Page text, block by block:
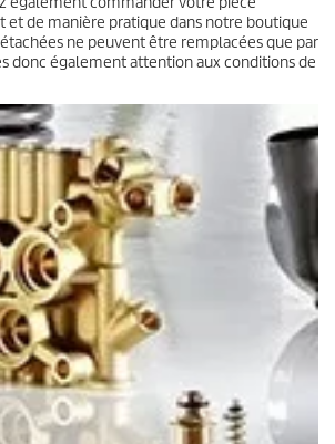
et de manière pratique dans notre boutique
ne peuvent être remplacées que par
donc également attention aux conditions de